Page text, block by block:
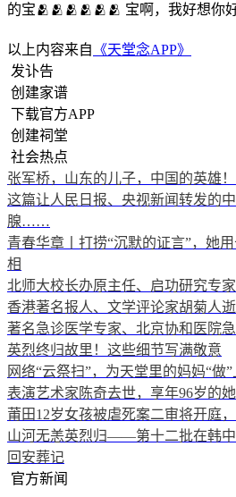
的宝🫂🫂🫂🫂🫂🫂 宝啊，我好想你
以上内容来自 《天堂念APP》
发讣告
创建家谱
下载官方APP
创建祠堂
社会热点
张军桥，山东的儿子，中国的英雄！
这篇让人民日报、央视新闻转发的
腺……
青春华章丨打捞“沉默的证言”，她
相
北师大校长办原主任、启功研究专
香港著名报人、文学评论家胡菊人
著名急诊医学专家、北京协和医院
英烈终归故里！这些细节写满敬意
网络“云祭扫”，为天堂里的妈妈“做
表演艺术家陈奇去世，享年96岁的
莆田12岁女孩被虐死案二审将开庭
山河无恙英烈归——第十二批在韩
回安葬记
官方新闻